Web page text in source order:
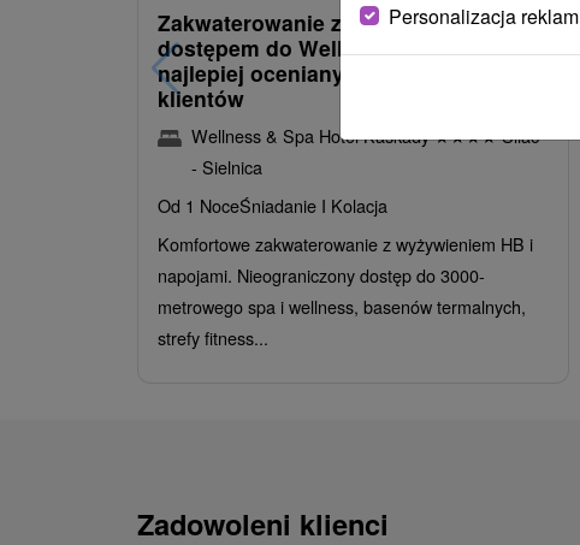
Zakwaterowanie z obiadokolacją i
dostępem do Wellness i Spa: Jeden z
najlepiej ocenianych hoteli przez
klientów
Wellness & Spa Hotel Kaskady★★★★Sliač
- Sielnica
Od 1 NoceŚniadanie I Kolacja
Komfortowe zakwaterowanie z wyżywieniem HB i
napojami. Nieograniczony dostęp do 3000-
metrowego spa i wellness, basenów termalnych,
strefy fitness...
Zadowoleni klienci
Personalizacja reklam